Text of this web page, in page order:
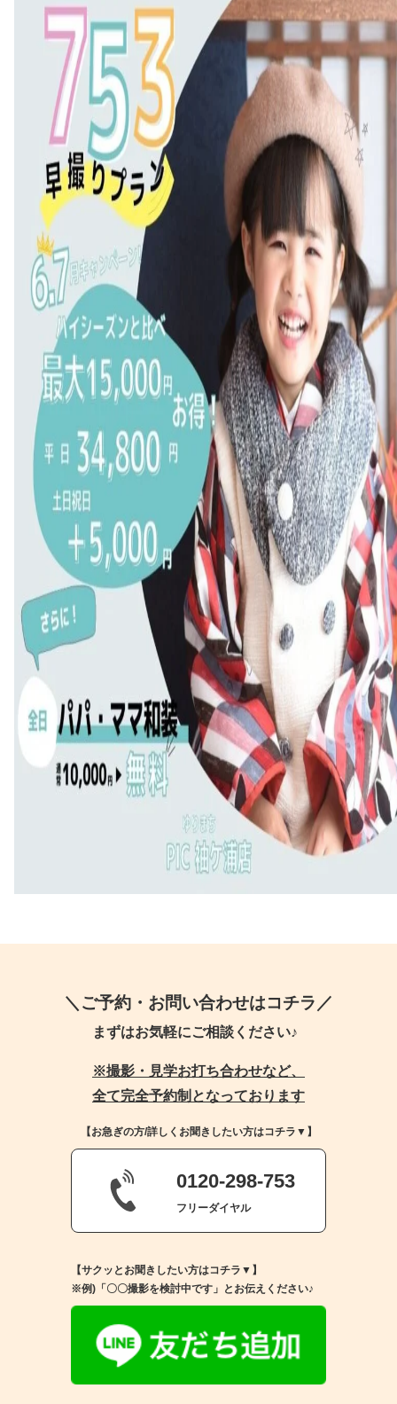
＼ご予約・お問い合わせはコチラ／
まずはお気軽にご相談ください♪
※撮影・見学お打ち合わせなど、
全て完全予約制となっております
【お急ぎの方/詳しくお聞きしたい方はコチラ▼】
0120-298-753
フリーダイヤル
【サクッとお聞きしたい方はコチラ▼】
※例)「〇〇撮影を検討中です」とお伝えください♪